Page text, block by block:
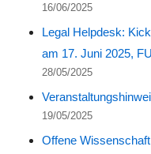
16/06/2025
Legal Helpdesk:
am 17. Juni 2025,
28/05/2025
19/05/2025
Offene